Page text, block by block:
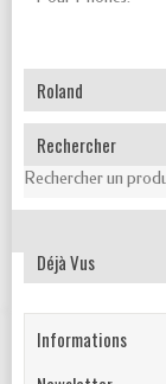
Roland
Rechercher
Rechercher un
Déjà Vus
Informations